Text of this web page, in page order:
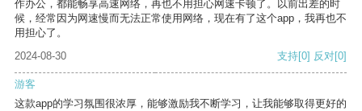
作办公，都能畅享高速网络，再也不用担心网速卡顿了。以前出差的时
候，经常因为网速慢而无法正常使用网络，现在有了这个app，我再也不
用担心了。
2024-08-30
支持[0] 反对[0]
游客
这款app的学习氛围很浓厚，能够激励我不断学习，让我能够取得更好的